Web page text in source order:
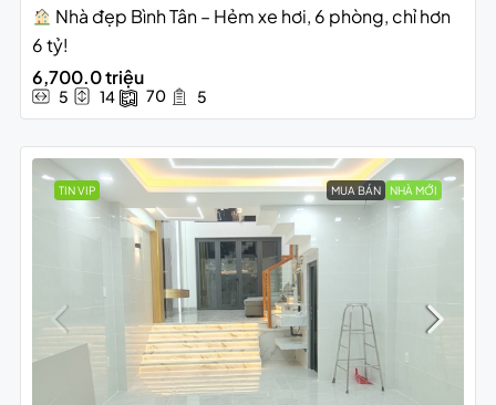
Nhà đẹp Bình Tân – Hẻm xe hơi, 6 phòng, chỉ hơn
6 tỷ!
6,700.0 triệu
5 14 70 5
TIN VIP MUA BÁN NHÀ MỚI